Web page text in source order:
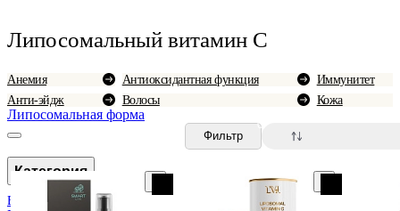
Липосомальный витамин C
Анемия
Анти-эйдж
Антиоксидантная функция
Волосы
Иммунитет
Кожа
Липосомальная форма
Категория
B1 (тиамин)
Фильтр
0